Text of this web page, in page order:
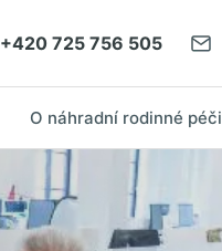
+420 725 756 505
O náhradní rodinné péči